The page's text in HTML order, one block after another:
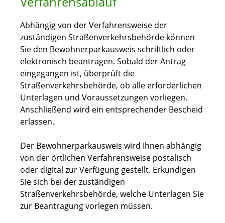
Abhängig von der Verfahrensweise der
zuständigen Straßenverkehrsbehörde können
Sie den Bewohnerparkausweis schriftlich oder
elektronisch beantragen. Sobald der Antrag
eingegangen ist, überprüft die
Straßenverkehrsbehörde, ob alle erforderlichen
Unterlagen und Voraussetzungen vorliegen.
Anschließend wird ein entsprechender Bescheid
erlassen.
Der Bewohnerparkausweis wird Ihnen abhängig
von der örtlichen Verfahrensweise postalisch
oder digital zur Verfügung gestellt. Erkundigen
Sie sich bei der zuständigen
Straßenverkehrsbehörde, welche Unterlagen Sie
zur Beantragung vorlegen müssen.